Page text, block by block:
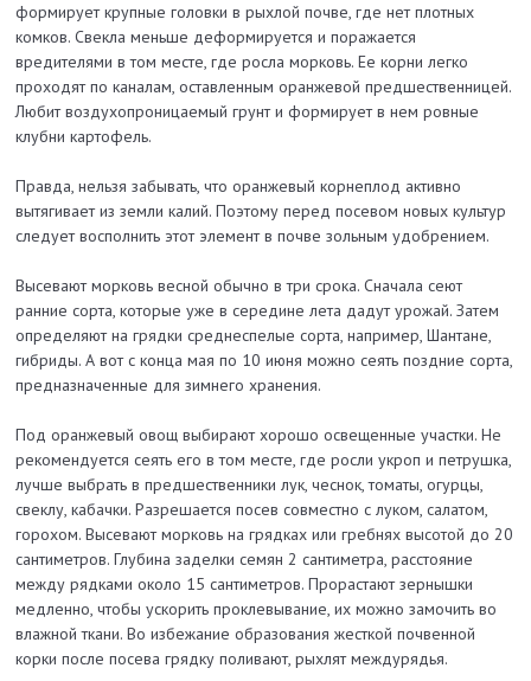
формирует крупные головки в рыхлой почве, где нет плотных
комков. Свекла меньше деформируется и поражается
вредителями в том месте, где росла морковь. Ее корни легко
проходят по каналам, оставленным оранжевой предшественницей.
Любит воздухопроницаемый грунт и формирует в нем ровные
клубни картофель.
Правда, нельзя забывать, что оранжевый корнеплод активно
вытягивает из земли калий. Поэтому перед посевом новых культур
следует восполнить этот элемент в почве зольным удобрением.
Высевают морковь весной обычно в три срока. Сначала сеют
ранние сорта, которые уже в середине лета дадут урожай. Затем
определяют на грядки среднеспелые сорта, например, Шантане,
гибриды. А вот с конца мая по 10 июня можно сеять поздние сорта,
предназначенные для зимнего хранения.
Под оранжевый овощ выбирают хорошо освещенные участки. Не
рекомендуется сеять его в том месте, где росли укроп и петрушка,
лучше выбрать в предшественники лук, чеснок, томаты, огурцы,
свеклу, кабачки. Разрешается посев совместно с луком, салатом,
горохом. Высевают морковь на грядках или гребнях высотой до 20
сантиметров. Глубина заделки семян 2 сантиметра, расстояние
между рядками около 15 сантиметров. Прорастают зернышки
медленно, чтобы ускорить проклевывание, их можно замочить во
влажной ткани. Во избежание образования жесткой почвенной
корки после посева грядку поливают, рыхлят междурядья.